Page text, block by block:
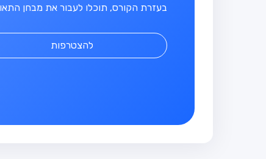
בעזרת הקורס, תוכלו לעבור את מבחן
להצטרפות